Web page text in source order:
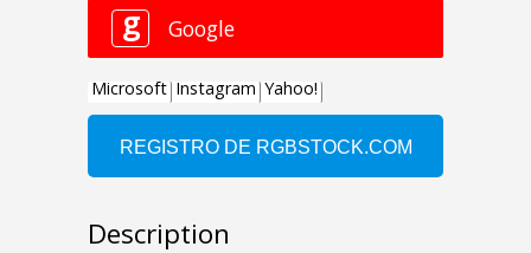
Description